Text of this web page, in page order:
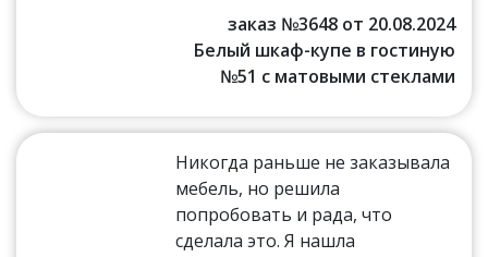
заказ №3648 от 20.08.2024
Белый шкаф-купе в гостиную
№51 с матовыми стеклами
Никогда раньше не заказывала
мебель, но решила
попробовать и рада, что
сделала это. Я нашла